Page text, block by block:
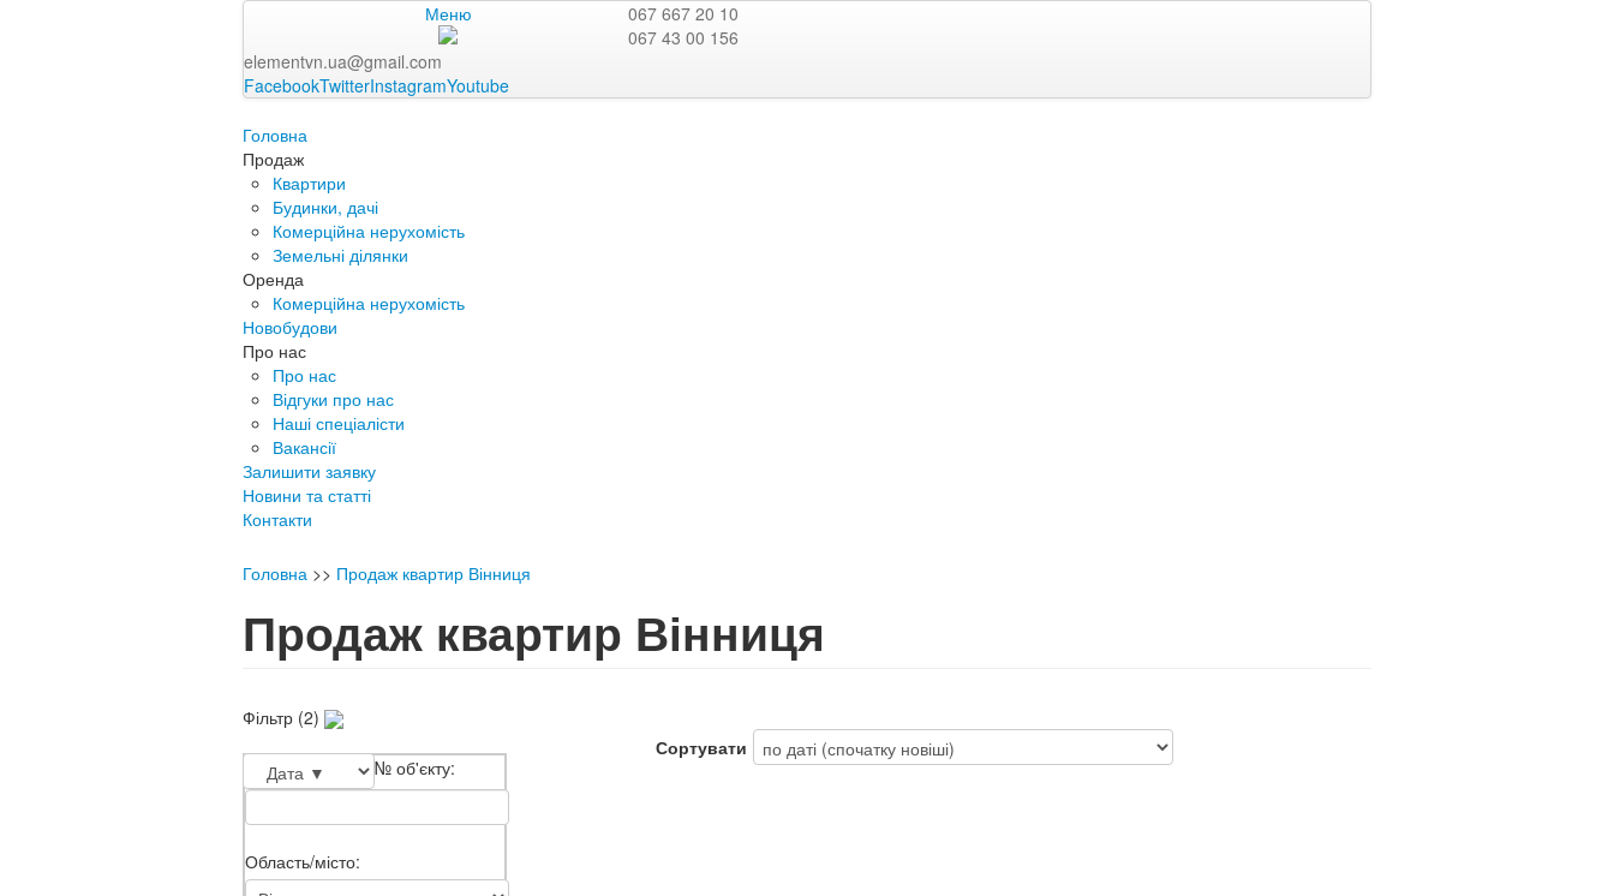
Меню
067 667 20 10
067 43 00 156
elementvn.ua@gmail.com
FacebookTwitterInstagramYoutube
Головна
Продаж
Квартири
Будинки, дачі
Комерційна нерухомість
Земельні ділянки
Оренда
Комерційна нерухомість
Новобудови
Про нас
Про нас
Відгуки про нас
Наші спеціалісти
Вакансії
Залишити заявку
Новини та статті
Контакти
Головна >> Продаж квартир Вінниця
Продаж квартир Вінниця
Фільтр (2)
№ об'єкту:
Область/місто:
Сортувати